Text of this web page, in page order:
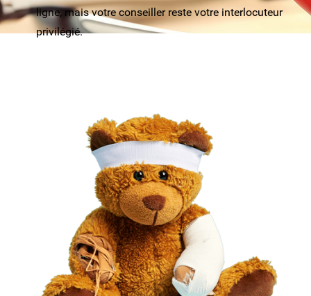
ligne, mais votre conseiller reste votre interlocuteur
privilégié.